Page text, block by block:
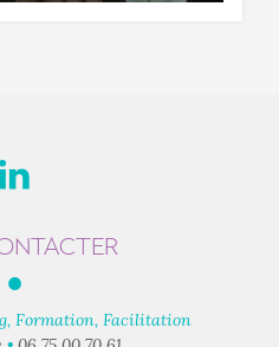
●
Formation, Facilitation